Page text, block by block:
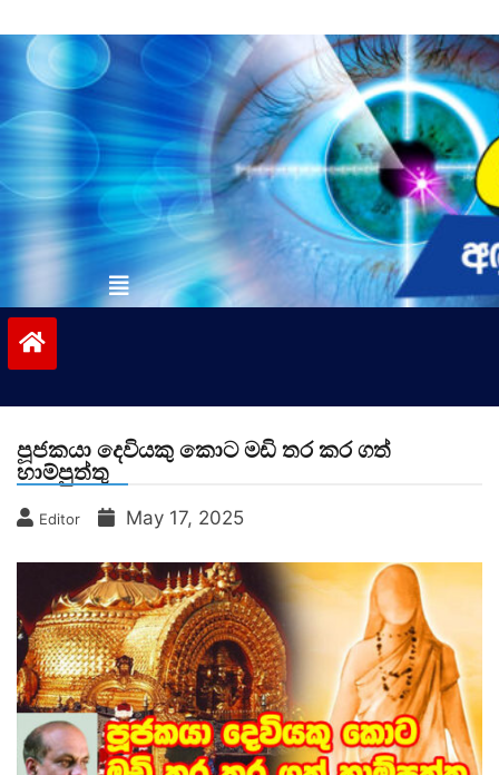
to
contentvinivida.lk
පූජකයා දෙවියකු කොට මඩි තර කර ගත්
හාම්පුත්තු
Editor May 17, 2025